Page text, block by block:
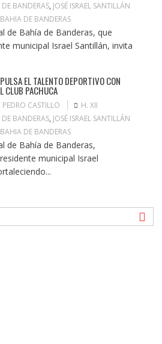
BANDERAS, JOSÉ ISRAEL SANTILLÁN
DE BANDERAS
de Bahía de Banderas, que
municipal Israel Santillán, invita
EL TALENTO DEPORTIVO CON
CLUB PACHUCA
PEDRO CASTILLO
H. XII
BANDERAS, JOSÉ ISRAEL SANTILLÁN
DE BANDERAS
de Bahía de Banderas,
municipal Israel